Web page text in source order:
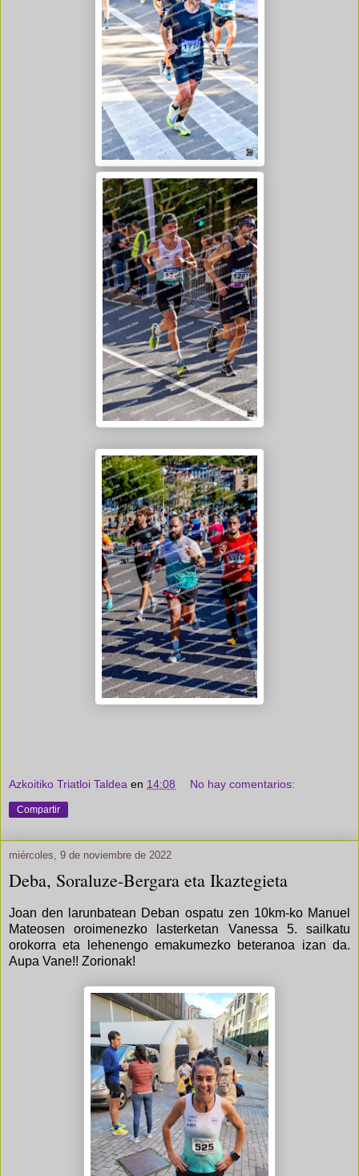
Azkoitiko Triatloi Taldea en 14:08 No hay comentarios:
Compartir
miércoles, 9 de noviembre de 2022
Deba, Soraluze-Bergara eta Ikaztegieta
Joan den larunbatean Deban ospatu zen 10km-ko Manuel
Mateosen oroimenezko lasterketan Vanessa 5. sailkatu
orokorra eta lehenengo emakumezko beteranoa izan da.
Aupa Vane!! Zorionak!